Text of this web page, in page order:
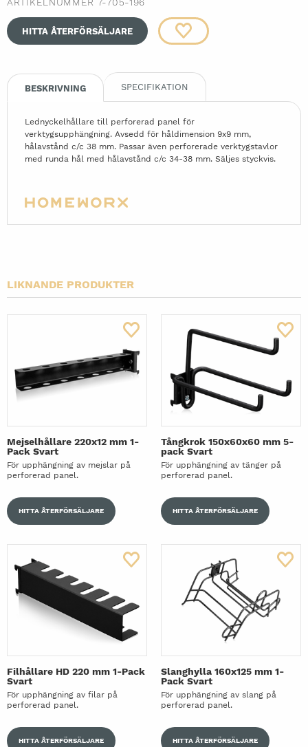
HITTA ÅTERFÖRSÄLJARE
BESKRIVNING SPECIFIKATION
Lednyckelhållare till perforerad panel för
verktygsupphängning. Avsedd för håldimension 9x9 mm,
hålavstånd c/c 38 mm. Passar även perforerade verktygstavlor
med runda hål med hålavstånd c/c 34-38 mm. Säljes styckvis.
LIKNANDE PRODUKTER
Mejselhållare 220x12 mm 1-
Pack Svart
För upphängning av mejslar på
perforerad panel.
HITTA ÅTERFÖRSÄLJARE
Tångkrok 150x60x60 mm 5-
pack Svart
För upphängning av tänger på
perforerad panel.
HITTA ÅTERFÖRSÄLJARE
Filhållare HD 220 mm 1-Pack
Svart
För upphängning av filar på
perforerad panel.
HITTA ÅTERFÖRSÄLJARE
Slanghylla 160x125 mm 1-
Pack Svart
För upphängning av slang på
perforerad panel.
HITTA ÅTERFÖRSÄLJARE